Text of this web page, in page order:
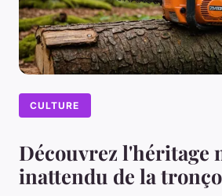
CULTURE
Découvrez l'héritage
inattendu de la